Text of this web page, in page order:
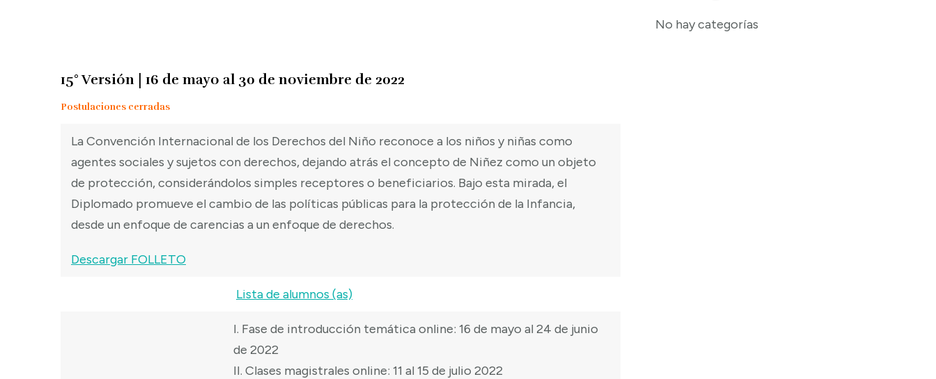
15° Versión | 16 de mayo al 30 de noviembre de 2022
Postulaciones cerradas
La Convención Internacional de los Derechos del Niño reconoce a los niños y niñas como
agentes sociales y sujetos con derechos, dejando atrás el concepto de Niñez como un objeto
de protección, considerándolos simples receptores o beneficiarios. Bajo esta mirada, el
Diplomado promueve el cambio de las políticas públicas para la protección de la Infancia,
desde un enfoque de carencias a un enfoque de derechos.
Descargar FOLLETO
Lista de alumnos (as)
I. Fase de introducción temática online: 16 de mayo al 24 de junio
de 2022
II. Clases magistrales online: 11 al 15 de julio 2022
No hay categorías